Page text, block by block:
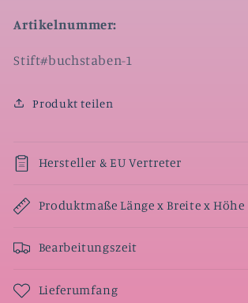
Artikelnummer:
SKU:
Stift#buchstaben-1
Produkt teilen
Hersteller & EU Vertreter
Produktmaße Länge x Breite x Höhe
Bearbeitungszeit
Lieferumfang